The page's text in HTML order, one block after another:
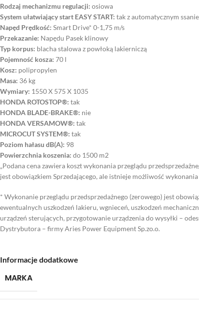
Rodzaj mechanizmu regulacji: osiowa
System ułatwiający start EASY START: tak z automatycznym
Napęd Prędkość: Smart Drive* 0-1,75 m/s
Przekazanie: Napędu Pasek klinowy
Typ korpus: blacha stalowa z powłoką lakierniczą
Pojemność kosza: 70 l
Kosz: polipropylen
Masa: 36 kg
Wymiary: 1550 X 575 X 1035
HONDA ROTOSTOP®: tak
HONDA BLADE-BRAKE®: nie
HONDA VERSAMOW®: tak
MICROCUT SYSTEM®: tak
Poziom hałasu dB(A): 98
Powierzchnia koszenia: do 1500 m2
„Podana cena zawiera koszt wykonania przeglądu
jest obowiązkiem Sprzedającego, ale istnieje możliwość
* Wykonanie przeglądu przedsprzedażnego (zerowego) jest
ewentualnych uszkodzeń lakieru, wgnieceń, uszkodzeń
urządzeń sterujących, przygotowanie urządzenia do wysyłki –
Dystrybutora – firmy Aries Power Equipment Sp.zo.o.
Informacje dodatkowe
MARKA